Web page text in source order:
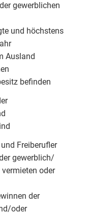
gewerblichen
und höchstens
Ausland
befinden
Freiberufler
gewerblich/
oder
der
oder